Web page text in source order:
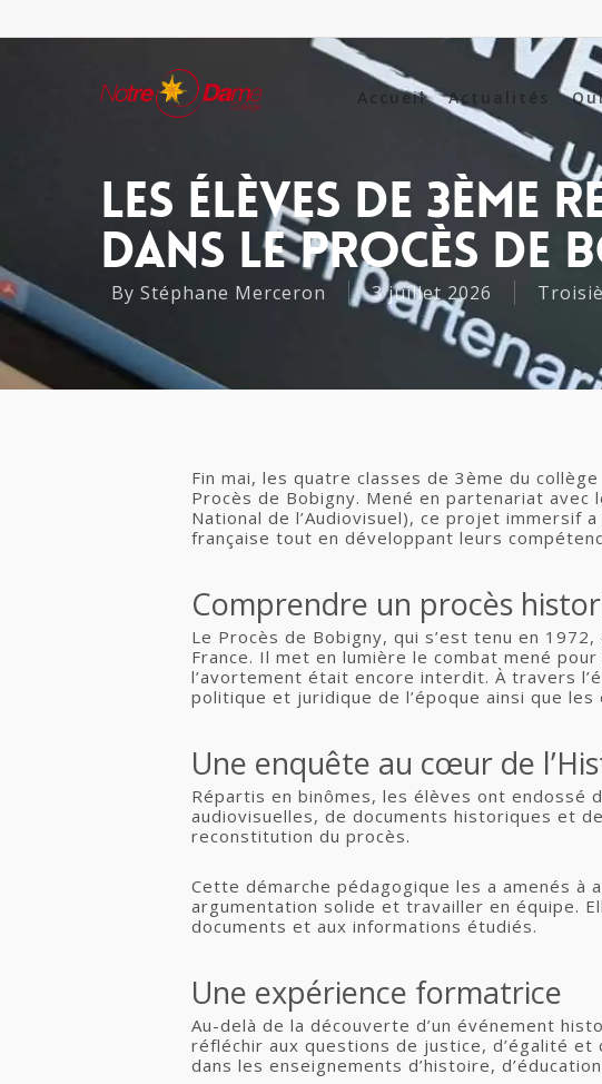
Accueil Actualités
Les Élèves De 3ème
Dans Le Procès De
By Stéphane Merceron 3 juillet 2026
Fin mai, les quatre classes de 3ème du
Procès de Bobigny. Mené en partenariat avec
National de l’Audiovisuel), ce projet immersif
française tout en développant leurs
Comprendre un procès
Le Procès de Bobigny, qui s’est tenu en
France. Il met en lumière le combat mené
l’avortement était encore interdit. À travers
politique et juridique de l’époque ainsi que
Une enquête au cœur de
Répartis en binômes, les élèves ont endossé
audiovisuelles, de documents historiques et
reconstitution du procès.
Cette démarche pédagogique les a amenés
argumentation solide et travailler en équipe.
documents et aux informations étudiés.
Une expérience formatrice
Au-delà de la découverte d’un événement
réfléchir aux questions de justice, d’égalité
dans les enseignements d’histoire,